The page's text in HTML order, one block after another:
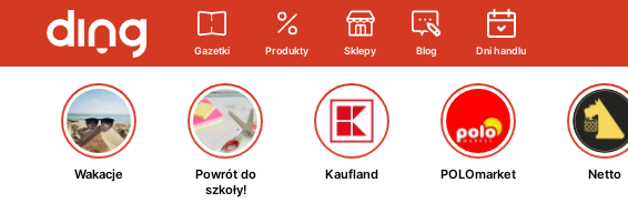
Gazetki Produkty Sklepy Blog Dni handlu
Wakacje
Powrót do
szkoły!
Kaufland POLOmarket Netto